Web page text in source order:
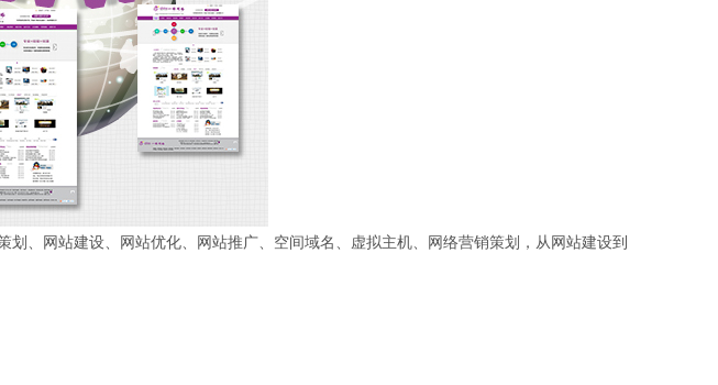
网站建设、网站优化、网站推广、空间域名、虚拟主机、网络营销策划，从网站建设到